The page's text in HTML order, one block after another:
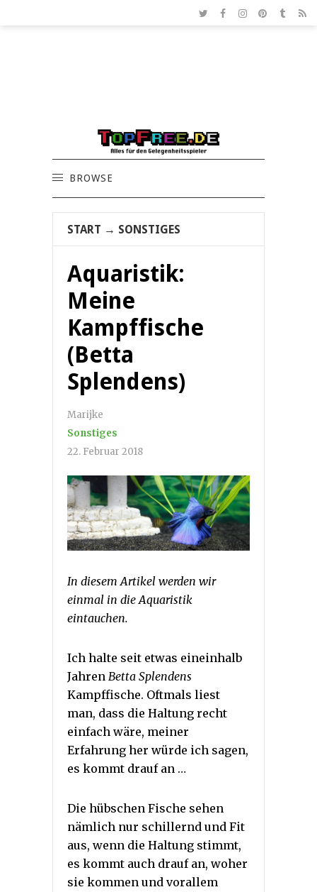
BROWSE
START → SONSTIGES
Aquaristik:
Meine
Kampffische
(Betta
Splendens)
Marijke
Sonstiges
22. Februar 2018
In diesem Artikel werden wir
einmal in die Aquaristik
eintauchen.
Ich halte seit etwas eineinhalb
Jahren Betta Splendens
Kampffische. Oftmals liest
man, dass die Haltung recht
einfach wäre, meiner
Erfahrung her würde ich sagen,
es kommt drauf an …
Die hübschen Fische sehen
nämlich nur schillernd und Fit
aus, wenn die Haltung stimmt,
es kommt auch drauf an, woher
sie kommen und vorallem